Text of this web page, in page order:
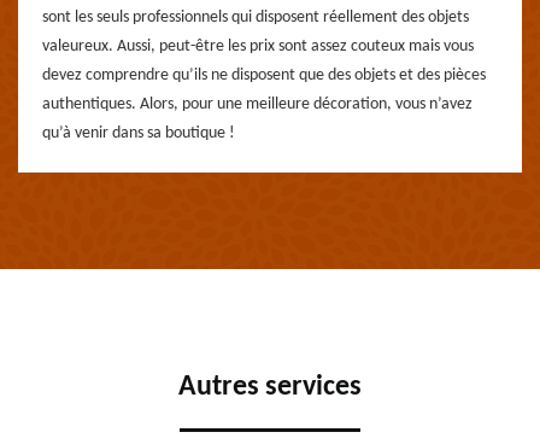
sont les seuls professionnels qui disposent réellement des objets
valeureux. Aussi, peut-être les prix sont assez couteux mais vous
devez comprendre qu’ils ne disposent que des objets et des pièces
authentiques. Alors, pour une meilleure décoration, vous n’avez
qu’à venir dans sa boutique !
Autres services